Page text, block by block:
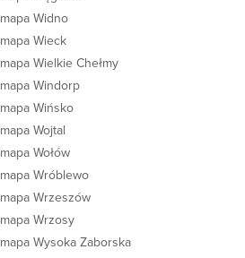
mapa Widno
mapa Wieck
mapa Wielkie Chełmy
mapa Windorp
mapa Wińsko
mapa Wojtal
mapa Wołów
mapa Wróblewo
mapa Wrzeszów
mapa Wrzosy
mapa Wysoka Zaborska